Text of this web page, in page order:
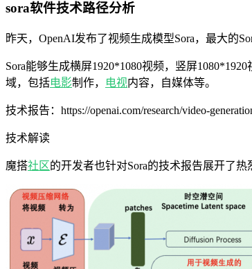
sora软件技术路径分析
昨天，OpenAI发布了视频生成模型Sora，最大的
Sora能够生成横屏1920*1080视频，竖屏
域，包括电影制作， 电视内容，自媒体等。
技术报告：https://openai.com/research/video-
技术解读
魔搭社区的开发者也针对Sora的技术报告展开了